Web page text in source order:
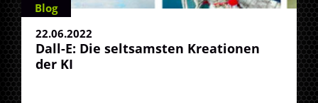
Blog
22.06.2022
Dall-E: Die seltsamsten Kreationen
der KI